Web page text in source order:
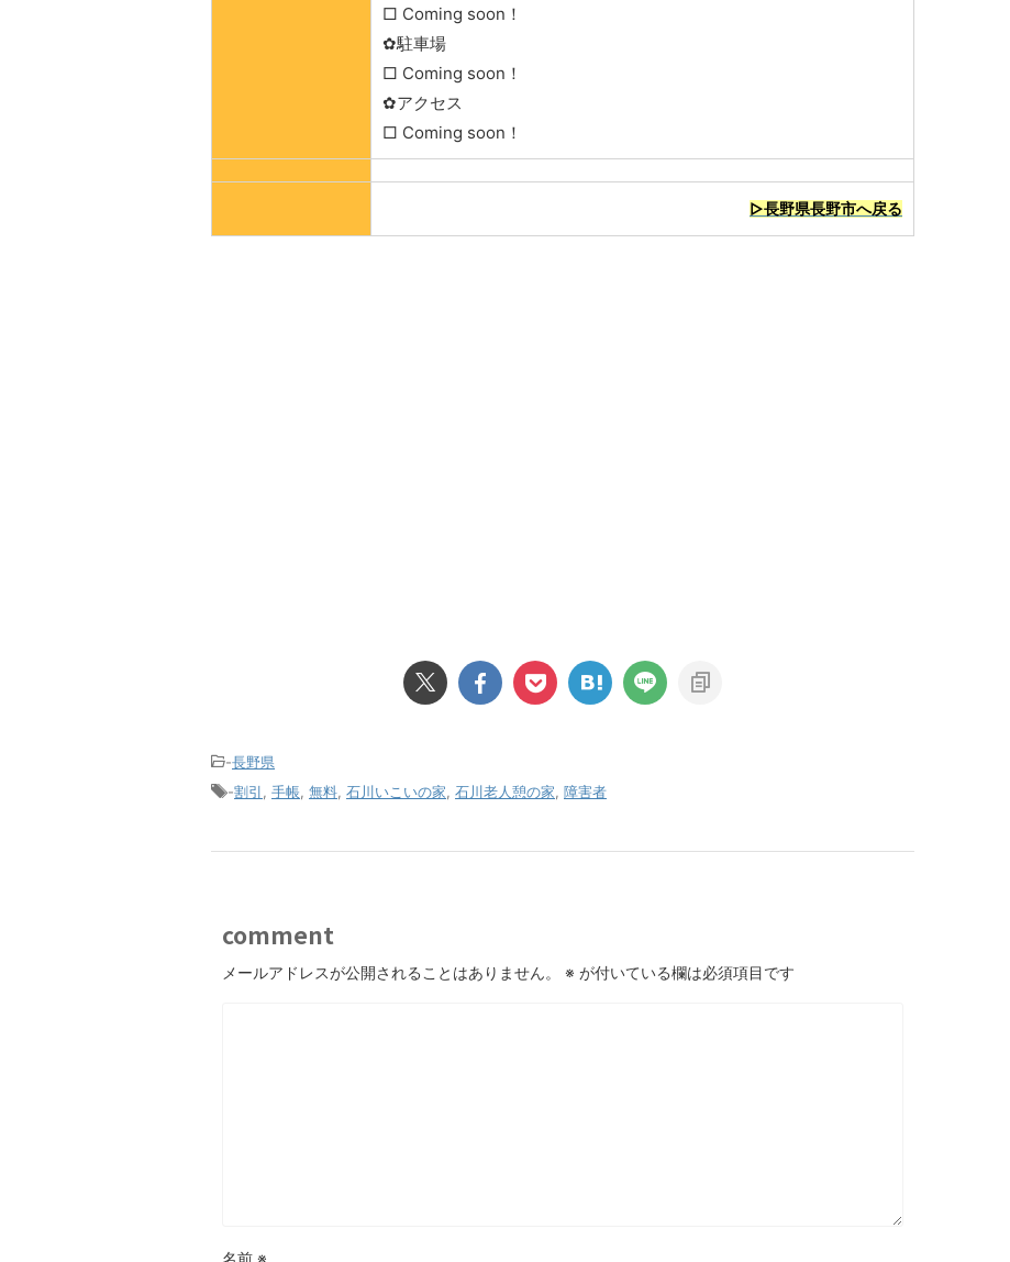
□ Coming soon！
✿駐車場
□ Coming soon！
✿アクセス
□ Coming soon！
▷長野県長野市へ戻る
-長野県
-割引 手帳 無料 石川いこいの家 石川老人憩の家 障害者
comment
メールアドレスが公開されることはありません。 ※ が付いている欄は必須項目です
名前 ※